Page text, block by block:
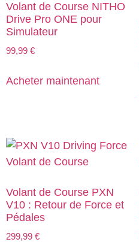
Volant de Course NITHO
Drive Pro ONE pour
Simulateur
99,99 €
Acheter maintenant
Volant de Course PXN
V10 : Retour de Force et
Pédales
299,99 €